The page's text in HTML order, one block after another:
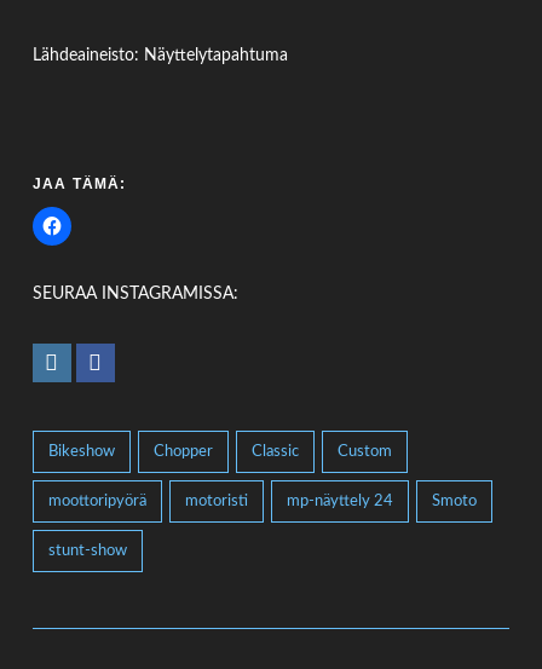
Lähdeaineisto: Näyttelytapahtuma
JAA TÄMÄ:
SEURAA INSTAGRAMISSA:
Bikeshow Chopper Classic Custom
moottoripyörä motoristi mp-näyttely 24 Smoto
stunt-show